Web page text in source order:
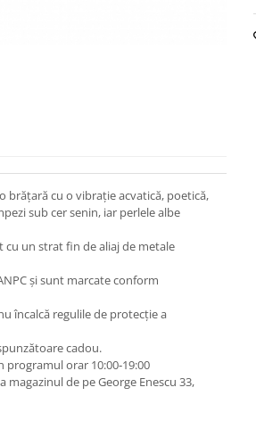
brățară cu o vibrație acvatică, poetică,
sub cer senin, iar perlele albe
cu un strat fin de aliaj de metale
și sunt marcate conform
încalcă regulile de protecție a
cadou.
programul orar 10:00‑19:00
magazinul de pe George Enescu 33,